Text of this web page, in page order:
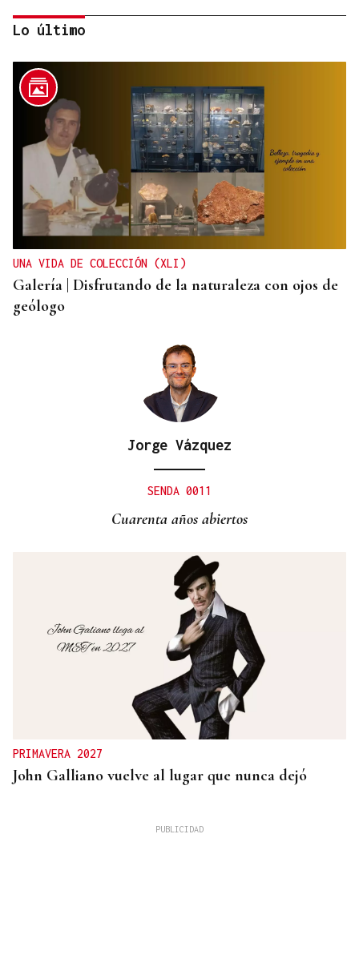
DIA DE GALICIA
Naturales de Galicia celebra el dia de la Patria
gallega venerando al Apóstol Santiago
Lo último
UNA VIDA DE COLECCIÓN (XLI)
Galería | Disfrutando de la naturaleza con ojos de
geólogo
Jorge Vázquez
SENDA 0011
Cuarenta años abiertos
PRIMAVERA 2027
John Galliano vuelve al lugar que nunca dejó